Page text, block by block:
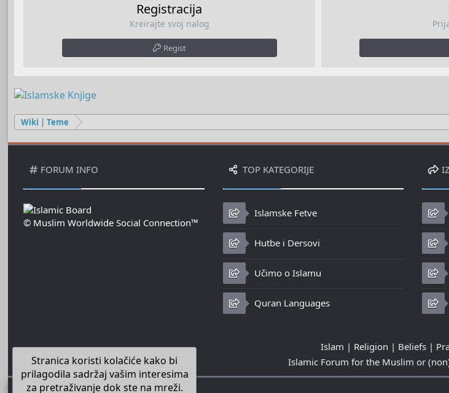
Registracija
Kreirajte svoj nalog
Regist
Wiki | Teme
FORUM INFO
© Muslim Worldwide Social Connection™
TOP KATEGORIJE
Islamske Fetve
Hutbe i Dersovi
Učimo o Islamu
Quran Languages
Islam | Religion | Beliefs |
Islamic Forum for the Muslim or
Stranica koristi kolačiće kako bi
prilagodila sadržaj vašim interesima
za pretraživanje dok ste na mreži.